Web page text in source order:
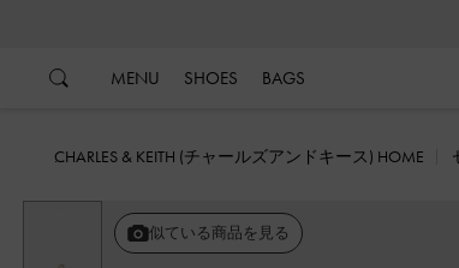
MENU SHOES BAGS
CHARLES & KEITH (チャールズアンドキース) HOME
似ている商品を見る